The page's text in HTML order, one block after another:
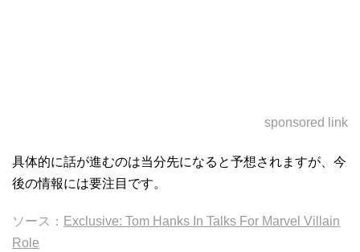
sponsored link
具体的に話が進むのは当分先になると予想されますが、今
後の情報には要注目です。
ソース：
Exclusive: Tom Hanks In Talks For Marvel Villain
Role